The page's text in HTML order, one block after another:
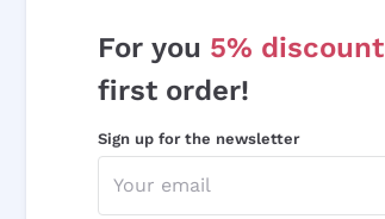
For you 5% discount
first order!
Sign up for the newsletter